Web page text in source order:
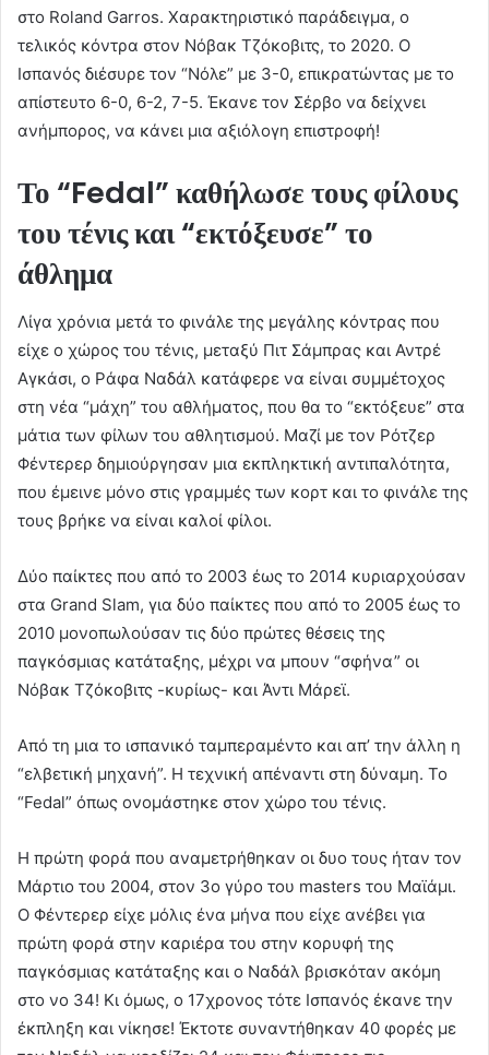
στο Roland Garros. Χαρακτηριστικό παράδειγμα, ο
τελικός κόντρα στον Νόβακ Τζόκοβιτς, το 2020. Ο
Ισπανός διέσυρε τον “Νόλε” με 3-0, επικρατώντας με το
απίστευτο 6-0, 6-2, 7-5. Έκανε τον Σέρβο να δείχνει
ανήμπορος, να κάνει μια αξιόλογη επιστροφή!
Το “Fedal”καθήλωσε τους φίλους
του τένις και “εκτόξευσε” το
άθλημα
Λίγα χρόνια μετά το φινάλε της μεγάλης κόντρας που
είχε ο χώρος του τένις, μεταξύ Πιτ Σάμπρας και Αντρέ
Αγκάσι, ο Ράφα Ναδάλ κατάφερε να είναι συμμέτοχος
στη νέα “μάχη” του αθλήματος, που θα το “εκτόξευε” στα
μάτια των φίλων του αθλητισμού. Μαζί με τον Ρότζερ
Φέντερερ δημιούργησαν μια εκπληκτική αντιπαλότητα,
που έμεινε μόνο στις γραμμές των κορτ και το φινάλε της
τους βρήκε να είναι καλοί φίλοι.
Δύο παίκτες που από το 2003 έως το 2014 κυριαρχούσαν
στα Grand Slam, για δύο παίκτες που από το 2005 έως το
2010 μονοπωλούσαν τις δύο πρώτες θέσεις της
παγκόσμιας κατάταξης, μέχρι να μπουν “σφήνα” οι
Νόβακ Τζόκοβιτς -κυρίως- και Άντι Μάρεϊ.
Από τη μια το ισπανικό ταμπεραμέντο και απ’ την άλλη η
“ελβετική μηχανή”. Η τεχνική απέναντι στη δύναμη. Το
“Fedal” όπως ονομάστηκε στον χώρο του τένις.
Η πρώτη φορά που αναμετρήθηκαν οι δυο τους ήταν τον
Μάρτιο του 2004, στον 3ο γύρο του masters του Μαϊάμι.
Ο Φέντερερ είχε μόλις ένα μήνα που είχε ανέβει για
πρώτη φορά στην καριέρα του στην κορυφή της
παγκόσμιας κατάταξης και ο Ναδάλ βρισκόταν ακόμη
στο νο 34! Κι όμως, ο 17χρονος τότε Ισπανός έκανε την
έκπληξη και νίκησε! Έκτοτε συναντήθηκαν 40 φορές με